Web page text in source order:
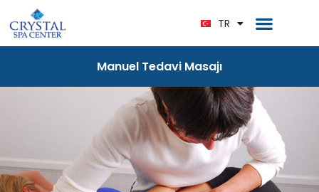
TR
DE
Manuel Tedavi Masajı